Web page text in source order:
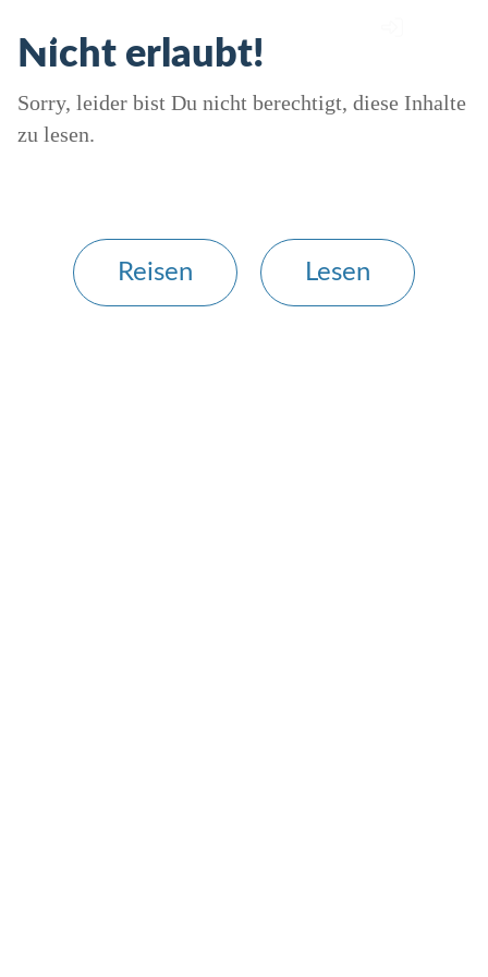
Nicht erlaubt!
Sorry, leider bist Du nicht berechtigt, diese Inhalte
zu lesen.
Reisen Lesen